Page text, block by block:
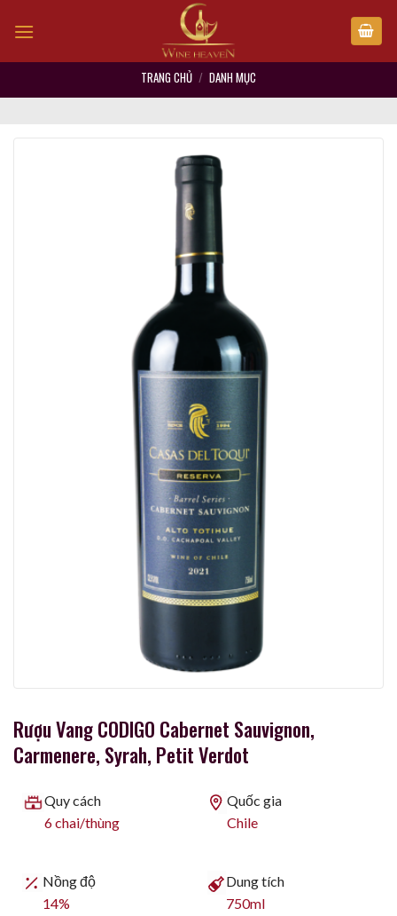
TRANG CHỦ / DANH MỤC
Rượu Vang CODIGO Cabernet Sauvignon,
Carmenere, Syrah, Petit Verdot
Quy cách
6 chai/thùng
Quốc gia
Chile
Nồng độ
14%
Dung tích
750ml